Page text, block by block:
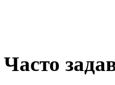
Часто